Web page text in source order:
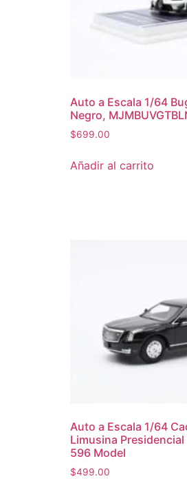
Auto a Escala 1/64
Negro,
$699.00
Añadir al carrito
Auto a Escala 1/64
Limusina
596 Model
$499.00